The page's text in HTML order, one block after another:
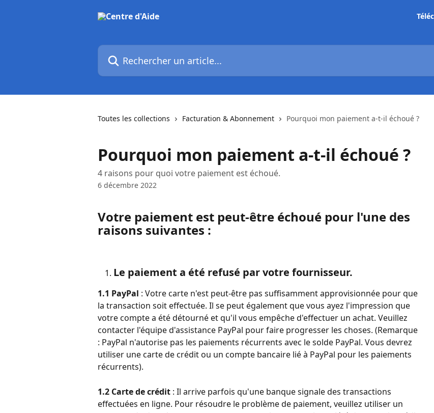
Rechercher un article...
Toutes les collections Facturation & Abonnement Pourquoi mon paiement a-t-il échoué ?
Pourquoi mon paiement a-t-il échoué ?
4 raisons pour quoi votre paiement est échoué.
6 décembre 2022
Votre paiement est peut-être échoué pour l'une des
raisons suivantes :
Le paiement a été refusé par votre fournisseur.
1.1 PayPal : Votre carte n'est peut-être pas suffisamment approvisionnée pour que
la transaction soit effectuée. Il se peut également que vous ayez l'impression que
votre compte a été détourné et qu'il vous empêche d'effectuer un achat. Veuillez
contacter l'équipe d'assistance PayPal pour faire progresser les choses. (Remarque
: PayPal n'autorise pas les paiements récurrents avec le solde PayPal. Vous devrez
utiliser une carte de crédit ou un compte bancaire lié à PayPal pour les paiements
récurrents).
1.2 Carte de crédit : Il arrive parfois qu'une banque signale des transactions
effectuées en ligne. Pour résoudre le problème de paiement, veuillez utiliser un